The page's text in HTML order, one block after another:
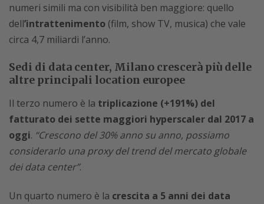
numeri simili ma con visibilità ben maggiore: quello
dell’intrattenimento (film, show TV, musica) che vale
circa 4,7 miliardi l’anno.
Sedi di data center, Milano crescerà più delle
altre principali location europee
Il terzo numero è la triplicazione (+191%) del
fatturato dei sette maggiori hyperscaler dal 2017 a
oggi. “Crescono del 30% anno su anno, possiamo
considerarlo una proxy del trend del mercato globale
dei data center”.
Un quarto numero è la crescita a 5 anni dei data